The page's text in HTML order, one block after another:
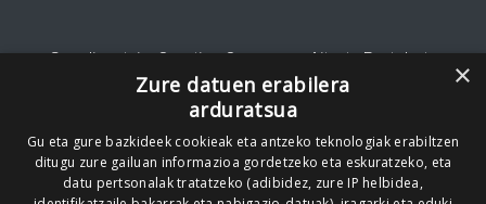
Gure lizentzia: Creative Commons Aitortu Partekatu
Codesyntaxek garatua
×
Zure datuen erabilera
arduratsua
Gu eta gure bazkideek cookieak eta antzeko teknologiak erabiltzen
ditugu zure gailuan informazioa gordetzeko eta eskuratzeko, eta
datu pertsonalak tratatzeko (adibidez, zure IP helbidea,